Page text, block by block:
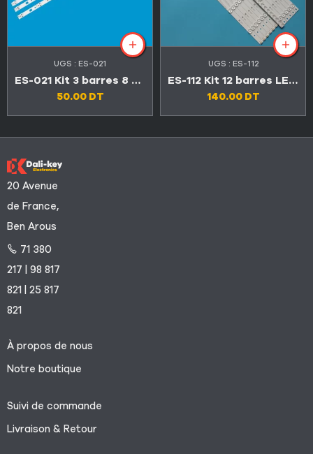
UGS : ES-021
ES-021 Kit 3 barres 8 LED TV SONY 32″
50.00 DT
UGS : ES-112
ES-112 Kit 12 barres LED TV CONDOR 55″ 5LED+6LED 3V LED55C4500 / LED55C6600
140.00 DT
20 Avenue
de France,
Ben Arous
71 380
217 | 98 817
821 | 25 817
821
À propos de nous
Notre boutique
Suivi de commande
Livraison & Retour